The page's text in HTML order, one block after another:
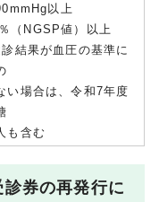
以上
（NGSP値）以上
結果が血圧の基準に
場合は、令和7年度
も含む
券の再発行に